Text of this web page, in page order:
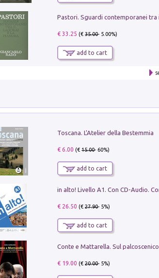
€ 33.25 (€35.00- 5.00%)
add to cart
Toscana. L'Atelier della Bestemmia
€ 6.00 (€15.00- 60%)
add to cart
€ 26.50 (€27.90- 5%)
add to cart
€ 19.00 (€20.00- 5%)